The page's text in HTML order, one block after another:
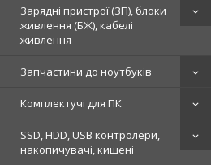
Зарядні пристрої (ЗП), блоки
живлення (БЖ), кабелі
живлення
Запчастини до ноутбуків
Комплектучі для ПК
SSD, HDD, USB контролери,
накопичувачі, кишені